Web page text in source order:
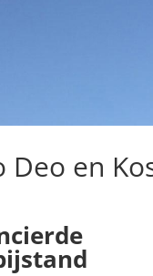
Deo en